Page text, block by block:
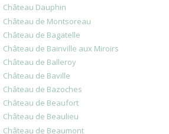
Château Dauphin
Château de Montsoreau
Château de Bagatelle
Château de Bainville aux Miroirs
Château de Balleroy
Château de Baville
Château de Bazoches
Château de Beaufort
Château de Beaulieu
Château de Beaumont